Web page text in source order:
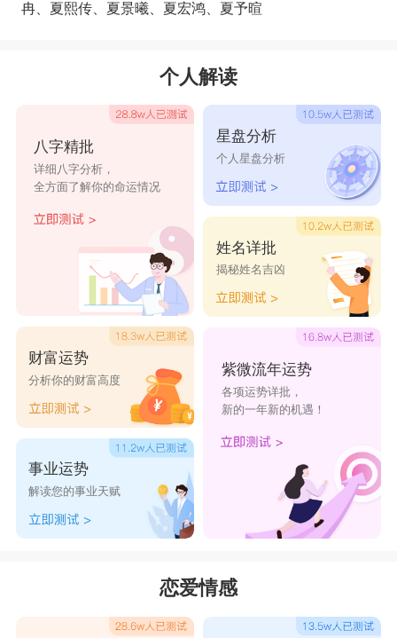
冉、夏熙传、夏景曦、夏宏鸿、夏予暄
个人解读
八字精批
详细八字分析，
全方面了解你的命运情况
财富运势
分析你的财富高度
事业运势
解读您的事业天赋
星盘分析
个人星盘分析
姓名详批
揭秘姓名吉凶
紫微流年运势
各项运势详批，
新的一年新的机遇！
恋爱情感